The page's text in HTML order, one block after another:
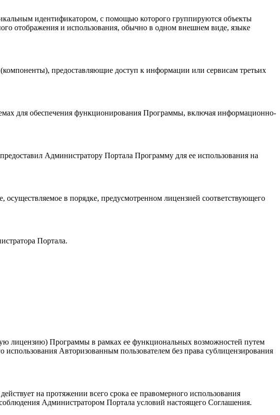
идентификатором, с помощью которого группируются объекты
отображения и использования, обычно в одном внешнем виде, языке
предоставляющие доступ к информации или сервисам третьих
для обеспечения функционирования Программы, включая информационно-
Администратору Портала Программу для ее использования на
в порядке, предусмотренном лицензией соответствующего
Портала.
лицензию) Программы в рамках ее функциональных возможностей путем
Авторизованным пользователем без права сублицензирования
на протяжении всего срока ее правомерного использования
Администратором Портала условий настоящего Соглашения.